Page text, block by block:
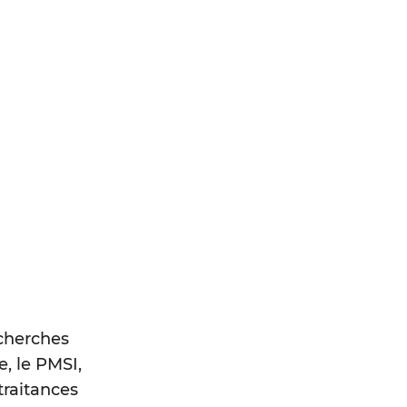
le PMSI,